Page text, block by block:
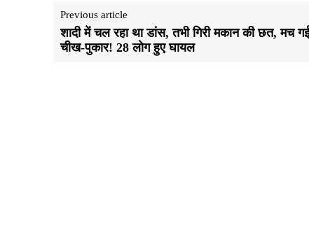
Previous article
शादी में चल रहा था डांस, तभी गिरी मकान की छत, मच गई
चीख-पुकार! 28 लाेग हुए घायल